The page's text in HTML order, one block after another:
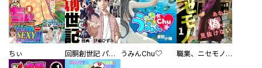
ちぃ 回胴創世記 パチスロを創った男達 うみんChu♡ 職業、ニセモノ～あなたに偽は見抜けない【電子単行本版】